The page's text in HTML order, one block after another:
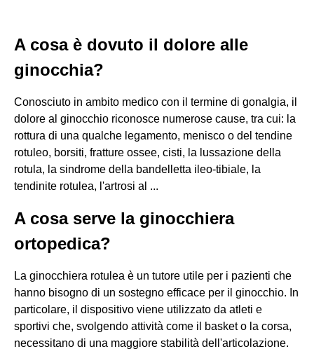
A cosa è dovuto il dolore alle
ginocchia?
Conosciuto in ambito medico con il termine di gonalgia, il
dolore al ginocchio riconosce numerose cause, tra cui: la
rottura di una qualche legamento, menisco o del tendine
rotuleo, borsiti, fratture ossee, cisti, la lussazione della
rotula, la sindrome della bandelletta ileo-tibiale, la
tendinite rotulea, l'artrosi al ...
A cosa serve la ginocchiera
ortopedica?
La ginocchiera rotulea è un tutore utile per i pazienti che
hanno bisogno di un sostegno efficace per il ginocchio. In
particolare, il dispositivo viene utilizzato da atleti e
sportivi che, svolgendo attività come il basket o la corsa,
necessitano di una maggiore stabilità dell'articolazione.